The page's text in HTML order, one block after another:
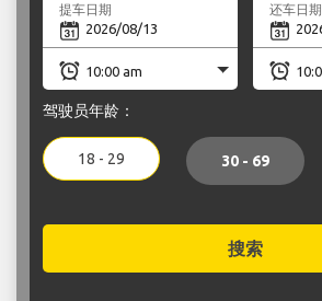
提车日期 还车日期
驾驶员年龄：
18 - 29 30 - 69
搜索